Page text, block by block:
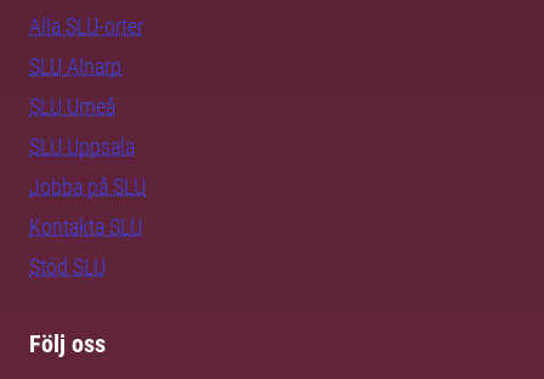
Alla SLU-orter
SLU Alnarp
SLU Umeå
SLU Uppsala
Jobba på SLU
Kontakta SLU
Stöd SLU
Följ oss